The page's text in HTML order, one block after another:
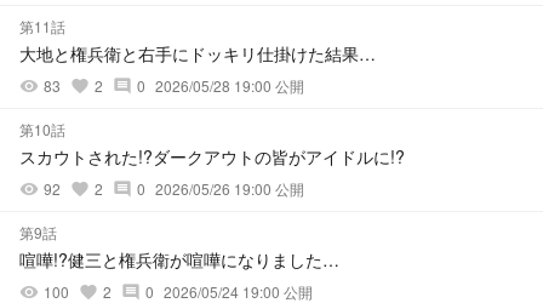
第11話
大地と権兵衛と右手にドッキリ仕掛けた結果…
visibility 83 favorite 2 comment 0 2026/05/28 19:00 公開
第10話
スカウトされた!?ダークアウトの皆がアイドルに!?
visibility 92 favorite 2 comment 0 2026/05/26 19:00 公開
第9話
喧嘩!?健三と権兵衛が喧嘩になりました…
visibility 100 favorite 2 comment 0 2026/05/24 19:00 公開